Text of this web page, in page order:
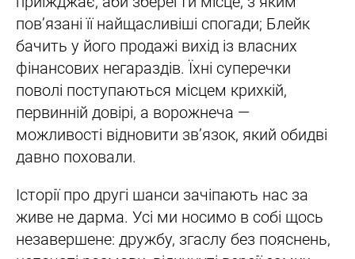
пов’язані її найщасливіші спогади; Блейк
бачить у його продажі вихід із власних
фінансових негараздів. Їхні суперечки
поволі поступаються місцем крихкій,
первинній довірі, а ворожнеча —
можливості відновити зв’язок, який обидві
давно поховали.
Історії про другі шанси зачіпають нас за
живе не дарма. Усі ми носимо в собі щось
незавершене: дружбу, згаслу без пояснень,